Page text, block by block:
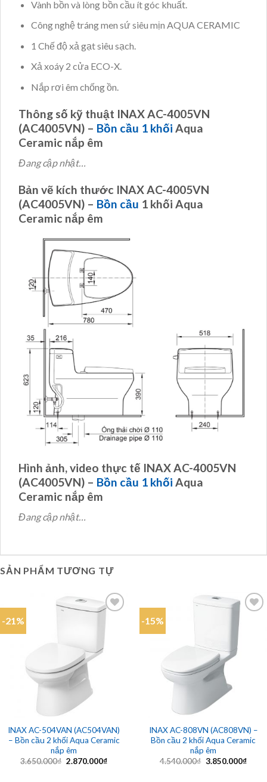
Vành bồn và lòng bồn cầu ít góc khuất.
Công nghệ tráng men sứ siêu mịn AQUA CERAMIC
1 Chế độ xả gạt siêu sạch.
Xả xoáy 2 cửa ECO-X.
Nắp rơi êm chống ồn.
Thông số kỹ thuật INAX AC-4005VN
(AC4005VN) – Bồn cầu 1 khối Aqua
Ceramic nắp êm
Đang cập nhật…
Bản vẽ kích thước INAX AC-4005VN
(AC4005VN) – Bồn cầu 1 khối Aqua
Ceramic nắp êm
Hình ảnh, video thực tế INAX AC-4005VN
(AC4005VN) – Bồn cầu 1 khối Aqua
Ceramic nắp êm
Đang cập nhật…
SẢN PHẨM TƯƠNG TỰ
-21%
wishlist
INAX AC-504VAN (AC504VAN)
– Bồn cầu 2 khối Aqua Ceramic
nắp êm
3.650.000₫ Giá
2.870.000₫Giá
-15%
wishlist
INAX AC-808VN (AC808VN) –
Bồn cầu 2 khối Aqua Ceramic
nắp êm
4.540.000₫ Giá
3.850.000₫Giá